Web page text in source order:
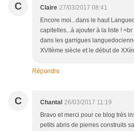
C Claire 27/03/2017 08:41
Encore moi...dans le haut
capitelles...à ajouter à la liste !
dans les garrigues
XVIIème siècle et le début de
Répondre
C Chantal 26/03/2017 11:19
Bravo et merci pour ce blog très
petits abris de pierres construits